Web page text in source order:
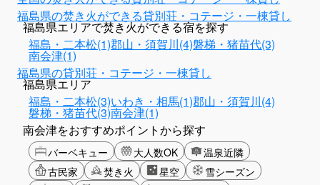
福島県の焚き火ができる貸別荘・コテージ・一棟貸し
福島県エリアで焚き火ができる宿を探す
福島・二本松(1)郡山・須賀川(4)磐梯・猪苗代(3)
南会津(1)
福島県の貸別荘・コテージ・一棟貸し
福島県エリア
福島・二本松(3)いわき・相馬(1)郡山・須賀川(4)
磐梯・猪苗代(3)南会津(1)
南会津をおすすめポイントから探す
バーベキュー 大人数OK
温泉近隣
古民家
焚き火 星空
雪シーズン